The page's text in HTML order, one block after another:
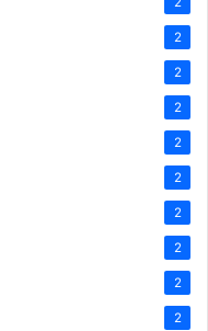
2
2
2
2
2
2
2
2
2